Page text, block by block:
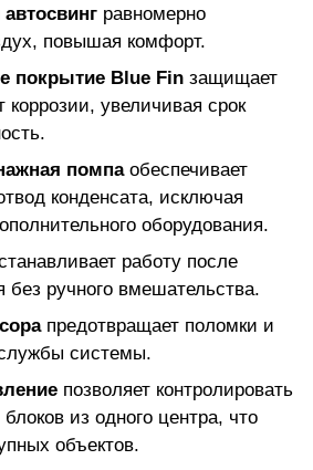
равномерно
повышая комфорт.
покрытие Blue Fin защищает
коррозии, увеличивая срок
помпаобеспечивает
конденсата, исключая
оборудования.
работу после
без ручного вмешательства.
предотвращает поломки и
системы.
позволяет контролировать
из одного центра, что
объектов.